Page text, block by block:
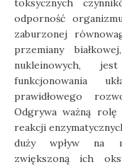
toksycznych
odporność
zaburzonej
przemiany
nukleinowych,
funkcjonowania
prawidłowego
Odgrywa ważną
reakcji
duży wpływ na
zwiększoną ich